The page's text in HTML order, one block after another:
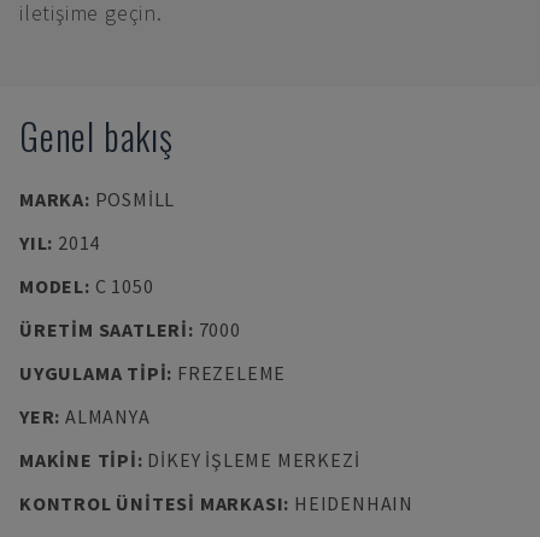
iletişime geçin.
Genel bakış
MARKA: POSMILL
YIL: 2014
MODEL: C 1050
ÜRETIM SAATLERI: 7000
UYGULAMA TIPI: FREZELEME
YER: ALMANYA
MAKINE TIPI: DIKEY İŞLEME MERKEZI
KONTROL ÜNITESI MARKASI: HEIDENHAIN